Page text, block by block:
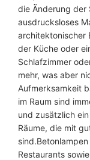
die Änderung der
ausdrucksloses
architektonischer
der Küche oder
Schlafzimmer
mehr, was aber
Aufmerksamkeit
im Raum sind
und zusätzlich
Räume, die mit
Restaurants